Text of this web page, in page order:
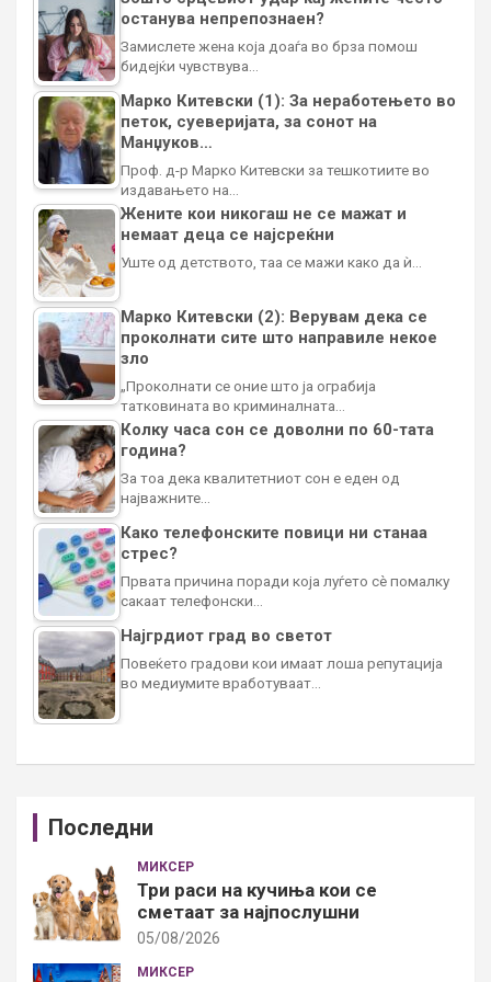
останува непрепознаен?
Замислете жена која доаѓа во брза помош
бидејќи чувствува…
Марко Китевски (1): За неработењето во
петок, суеверијата, за сонот на
Манџуков…
Проф. д-р Марко Китевски за тешкотиите во
издавањето на…
Жените кои никогаш не се мажат и
немаат деца се најсреќни
Уште од детството, таа се мажи како да ѝ…
Марко Китевски (2): Верувам дека се
проколнати сите што направиле некое
зло
„Проколнати се оние што ја ограбија
татковината во криминалната…
Колку часа сон се доволни по 60-тата
година?
За тоа дека квалитетниот сон е еден од
најважните…
Како телефонските повици ни станаа
стрес?
Првата причина поради која луѓето сè помалку
сакаат телефонски…
Најгрдиот град во светот
Повеќето градови кои имаат лоша репутација
во медиумите вработуваат…
Последни
МИКСЕР
Три раси на кучиња кои се
сметаат за најпослушни
05/08/2026
МИКСЕР